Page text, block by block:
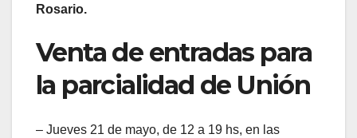
Rosario.
Venta de entradas para
la parcialidad de Unión
– Jueves 21 de mayo, de 12 a 19 hs, en las